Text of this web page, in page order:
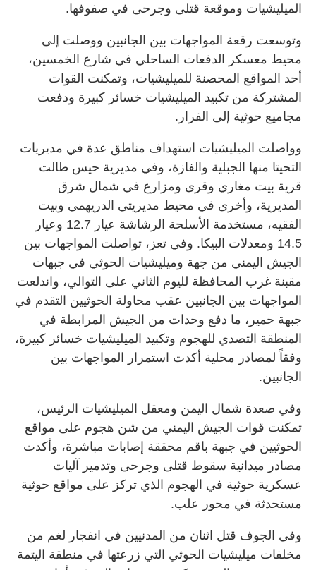
الميليشيات وموقعة قتلى وجرحى في صفوفها.
وتوسعت رقعة المواجهات بين الجانبين ووصلت إلى
محيط معسكر الدفعات الساحلي في شارع الخمسين،
أحد المواقع المحصنة للميليشيات، وتمكنت القوات
المشتركة من تكبيد الميليشيات خسائر كبيرة ودفعت
مجاميع حوثية إلى الفرار.
وواصلت الميليشيات استهداف مناطق عدة في مديريات
التحيتا منها الجبلية والفازة، وفي مديرية حيس طالت
قرية بيت مغاري وقرى ومزارع في شمال شرق
المديرية، وأخرى في محيط مديريتي الدريهمي وبيت
الفقيه، مستخدمة الأسلحة الرشاشة عيار 12.7 وعيار
14.5 ومعدلات البيكا. وفي تعز، تواصلت المواجهات بين
الجيش اليمني من جهة وميليشيات الحوثي في جبهات
مقبنة غرب المحافظة لليوم الثاني على التوالي، واندلعت
المواجهات بين الجانبين عقب محاولة الحوثيين التقدم في
جبهة حمير، ما دفع وحدات من الجيش المرابطة في
المنطقة التصدي للهجوم وتكبيد الميليشيات خسائر كبيرة،
وفقاً لمصادر محلية أكدت استمرار المواجهات بين
الجانبين.
وفي صعدة شمال اليمن ومعقل الميليشيات الرئيس،
تمكنت قوات الجيش اليمني من شن هجوم على مواقع
الحوثيين في جبهة باقم محققة إصابات مباشرة، وأكدت
مصادر ميدانية سقوط قتلى وجرحى وتدمير آليات
عسكرية حوثية في الهجوم الذي تركز على مواقع حوثية
مستحدثة في محور علب.
وفي الجوف قتل اثنان من المدنيين في انفجار لغم من
مخلفات ميليشيات الحوثي التي زرعتها في منطقة اليتمة